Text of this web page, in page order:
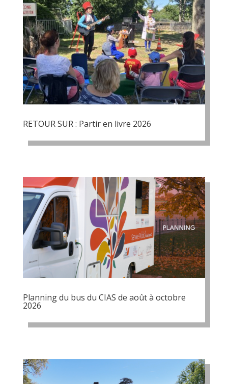
RETOUR SUR : Partir en livre 2026
Planning du bus du CIAS de août à octobre
2026